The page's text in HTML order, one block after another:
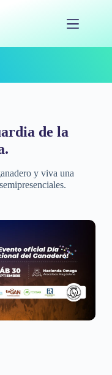
de la
y viva una